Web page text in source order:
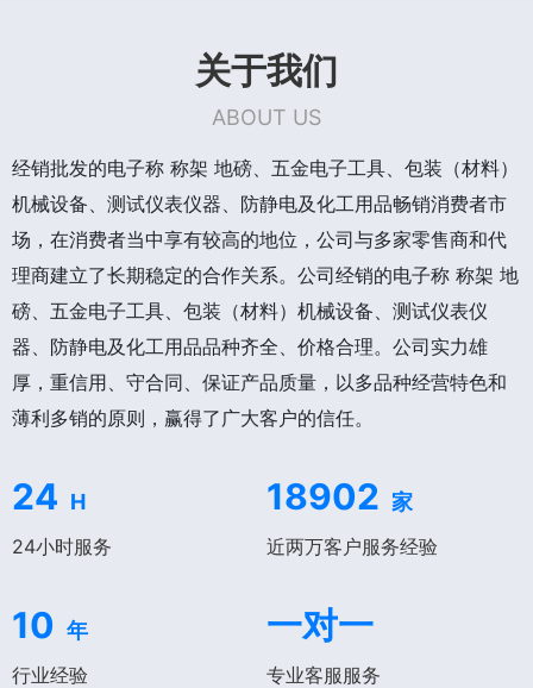
关于我们
ABOUT US
经销批发的电子称 称架 地磅、五金电子工具、包装（材料）
机械设备、测试仪表仪器、防静电及化工用品畅销消费者市
场，在消费者当中享有较高的地位，公司与多家零售商和代
理商建立了长期稳定的合作关系。公司经销的电子称 称架 地
磅、五金电子工具、包装（材料）机械设备、测试仪表仪
器、防静电及化工用品品种齐全、价格合理。公司实力雄
厚，重信用、守合同、保证产品质量，以多品种经营特色和
薄利多销的原则，赢得了广大客户的信任。
24 H
24小时服务
18902 家
近两万客户服务经验
10 年
行业经验
一对一
专业客服服务